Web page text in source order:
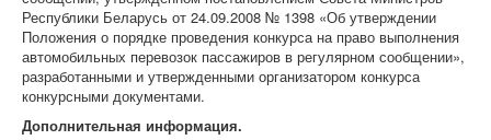
Республики Беларусь от 24.09.2008 № 1398 «Об утверждении
Положения о порядке проведения конкурса на право выполнения
автомобильных перевозок пассажиров в регулярном сообщении»,
разработанными и утвержденными организатором конкурса
конкурсными документами.
Дополнительная информация.